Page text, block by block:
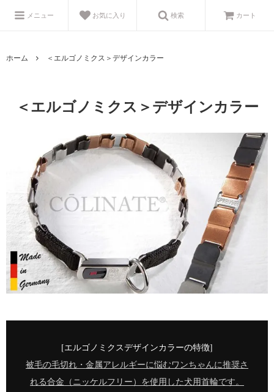
メニュー お気に入り 検索 カート
ホーム ＜エルゴノミクス＞デザインカラー
＜エルゴノミクス＞デザインカラー
[エルゴノミクスデザインカラーの特徴]
被毛の毛切れ・金属アレルギーに悩むワンちゃんに推奨さ
れる合金（ニッケルフリー）を使用した犬用首輪です。